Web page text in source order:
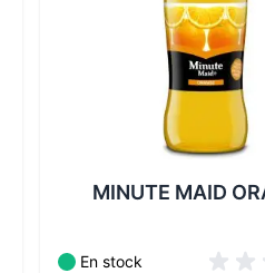
Les conditionnements
MINUTE MAID
En stock